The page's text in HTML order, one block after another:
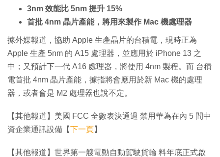
3nm 效能比 5nm 提升 15%
首批 4nm 晶片產能，將用來製作 Mac 機處理器
據外媒報道，協助 Apple 生產晶片的台積電，現時正為
Apple 生產 5nm 的 A15 處理器，並應用於 iPhone 13 之
中；又預計下一代 A16 處理器，將使用 4nm 製程。而 台積
電首批 4nm 晶片產能，據指將會應用於新 Mac 機的處理
器，或者會是 M2 處理器也說不定。
【其他報道】美國 FCC 全數表決通過 禁用華為在內 5 間中
資企業通訊設備【下一頁】
【其他報道】世界第一艘電動自動駕駛貨輪 料年底正式啟